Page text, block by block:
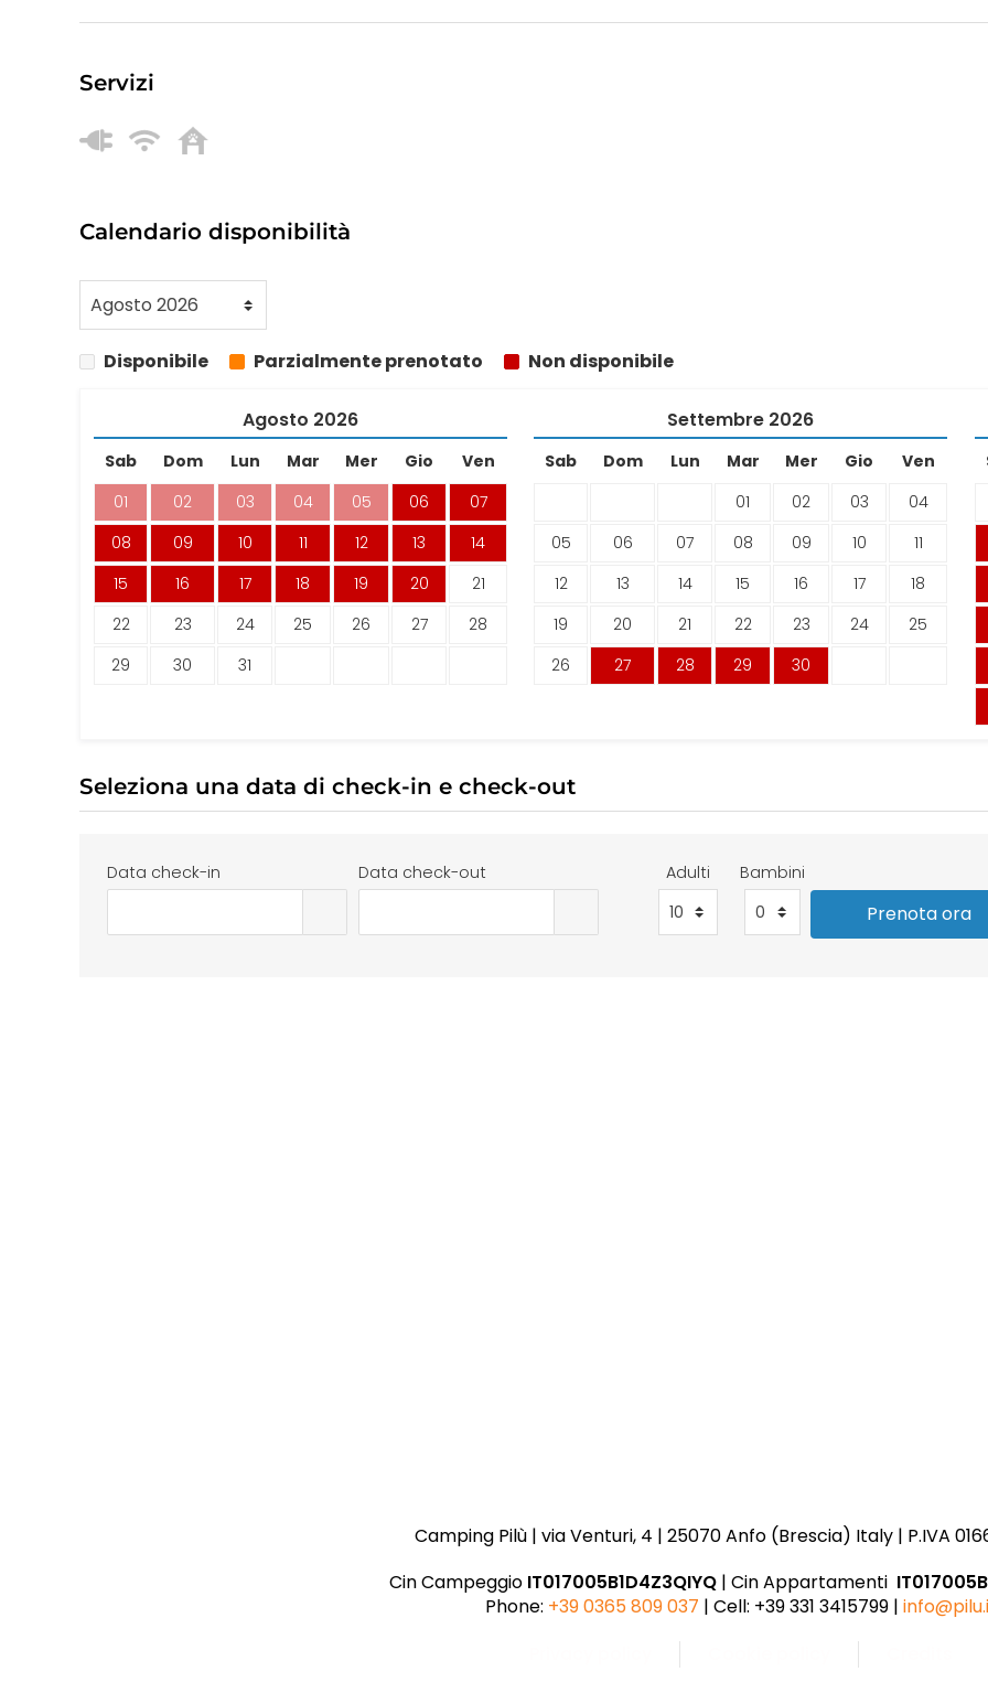
Servizi
Calendario disponibilità
Disponibile Parzialmente prenotato Non disponibile
Agosto 2026
Sab Dom Lun Mar Mer Gio
Ven
01
02 03 04 05 06
07
08
09 10 11 12 13
14
15
16 17 18 19 20
21
22
23 24 25 26 27
28
29
30 31
Settembre 2026
Sab Dom Lun Mar Mer Gio
Ven
01
02 03
04
05
06 07 08 09 10
11
12
13 14 15 16 17
18
19
20 21 22 23 24
25
26
27 28 29 30
Seleziona una data di check-in e check-out
Data check-in Data check-out Adulti Bambini
Camping Pilù | via Venturi, 4 | 25070 Anfo (Brescia) Italy | P.IVA
Cin Campeggio IT017005B1D4Z3QIYQ | Cin Appartamenti
Phone: +39 0365 809 037 | Cell: +39 331 3415799 |